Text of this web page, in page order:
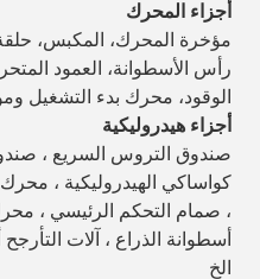
أجزاء المحرك
مؤخرة المحرك، المكبس،
رأس الأسطوانة، العمود
الوقود، محرك بدء التشغيل
أجزاء هيدروليكية
صندوق التروس السريع ،
كواساكي الهيدروليكية ، محرك
، صمام التحكم الرئيسي ،
أسطوانة الذراع ، آلات
الخ